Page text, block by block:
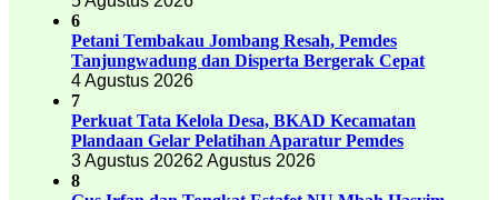
6
Petani Tembakau Jombang Resah, Pemdes
Tanjungwadung dan Disperta Bergerak Cepat
4 Agustus 2026
7
Perkuat Tata Kelola Desa, BKAD Kecamatan
Plandaan Gelar Pelatihan Aparatur Pemdes
3 Agustus 20262 Agustus 2026
8